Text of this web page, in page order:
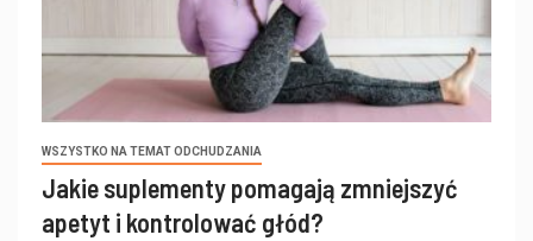
WSZYSTKO NA TEMAT ODCHUDZANIA
Jakie suplementy pomagają zmniejszyć
apetyt i kontrolować głód?